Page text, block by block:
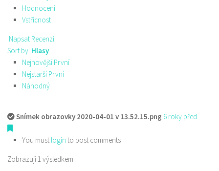
Hodnocení
Vstřícnost
Napsat Recenzi
Sort by: Hlasy
Nejnovější První
Nejstarší První
Náhodný
Snímek obrazovky 2020-04-01 v 13.52.15.png 6 roky před
You must login to post comments
Zobrazuji 1 výsledkem